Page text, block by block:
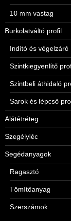
10 mm vastag
Burkolatváltó profil
Indító és végelzáró
Szintkiegyenlítő
Szintbeli áthidaló
Sarok és lépcső
Alátétréteg
Szegélyléc
Segédanyagok
Ragasztó
Tömítőanyag
Szerszámok